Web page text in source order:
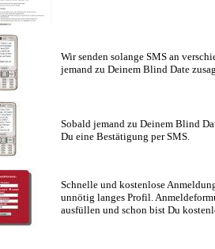
Wir senden solange SMS an
jemand zu Deinem Blind Date
Sobald jemand zu Deinem Blind
Du eine Bestätigung per SMS.
Schnelle und kostenlose
unnötig langes Profil.
ausfüllen und schon bist Du